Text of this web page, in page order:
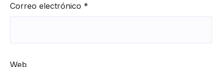
Correo electrónico *
Web